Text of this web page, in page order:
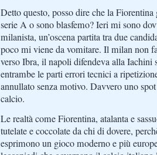
Detto questo, posso dire che la
serie A o sono blasfemo? Ieri mi sono
milanista, un’oscena partita tra due
poco mi viene da vomitare. Il milan non
verso Ibra, il napoli difendeva alla Iachini
entrambe le parti errori tecnici a
annullato senza motivo. Davvero uno
calcio.
Le realtà come Fiorentina, atalanta e
tutelate e coccolate da chi di dovere,
esprimono un gioco moderno e più